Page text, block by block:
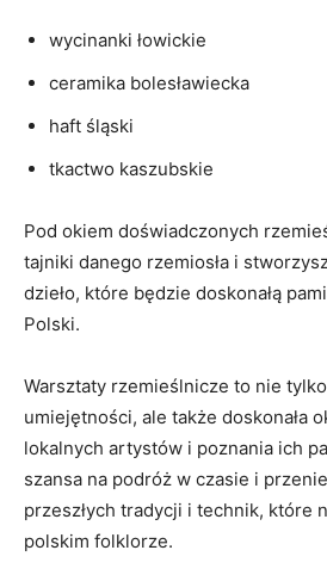
wycinanki łowickie
ceramika bolesławiecka
haft śląski
tkactwo kaszubskie
Pod‌ okiem doświadczonych
tajniki ⁤danego⁢ rzemiosła i
dzieło, które będzie ‍doskonałą
Polski.
Warsztaty rzemieślnicze to nie
umiejętności, ale także doskonała
lokalnych artystów i⁢ poznania ich
⁤szansa na podróż w czasie i
przeszłych ⁣tradycji i technik, które
‌polskim folklorze.